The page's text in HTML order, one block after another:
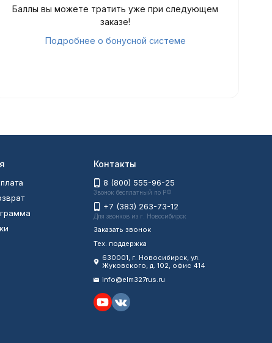
Баллы вы можете тратить уже при следующем
заказе!
Подробнее о бонусной системе
Контакты
8 (800) 555-96-25
Звонок бесплатный по РФ
+7 (383) 263-73-12
Для звонков из г. Новосибирск
Заказать звонок
Тех. поддержка
630001, г. Новосибирск, ул.
Жуковского, д. 102, офис 414
info@elm327rus.ru